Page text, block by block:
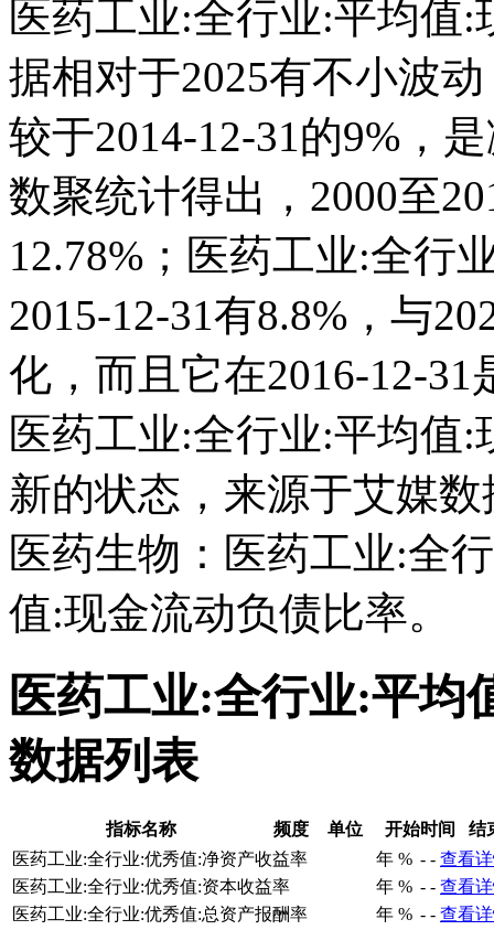
医药工业:全行业:平均值
据相对于2025有不小波
较于2014-12-31的9%，
数聚统计得出，2000至
12.78%；医药工业:全行
2015-12-31有8.8%，与
化，而且它在2016-12-
医药工业:全行业:平均值
新的状态，来源于艾媒
医药生物：医药工业:全
值:现金流动负债比率。
医药工业:全行业:平均
数据列表
指标名称 频度 单位 开始时间
结
医药工业:全行业:优秀值:净资产收益率
年 % - - 查看
医药工业:全行业:优秀值:资本收益率
年 % - - 查看
医药工业:全行业:优秀值:总资产报酬率
年 % - - 查看